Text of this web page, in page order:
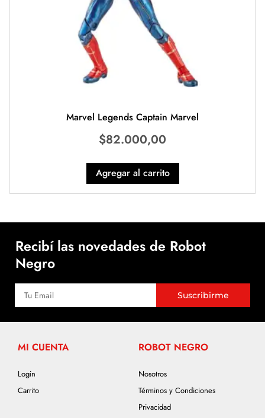
Marvel Legends Captain Marvel
$82.000,00
Agregar al carrito
Recibí las novedades de Robot
Negro
Suscribirme
MI CUENTA
Login
Carrito
ROBOT NEGRO
Nosotros
Términos y Condiciones
Privacidad